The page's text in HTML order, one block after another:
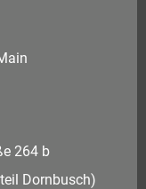
264 b
Dornbusch)